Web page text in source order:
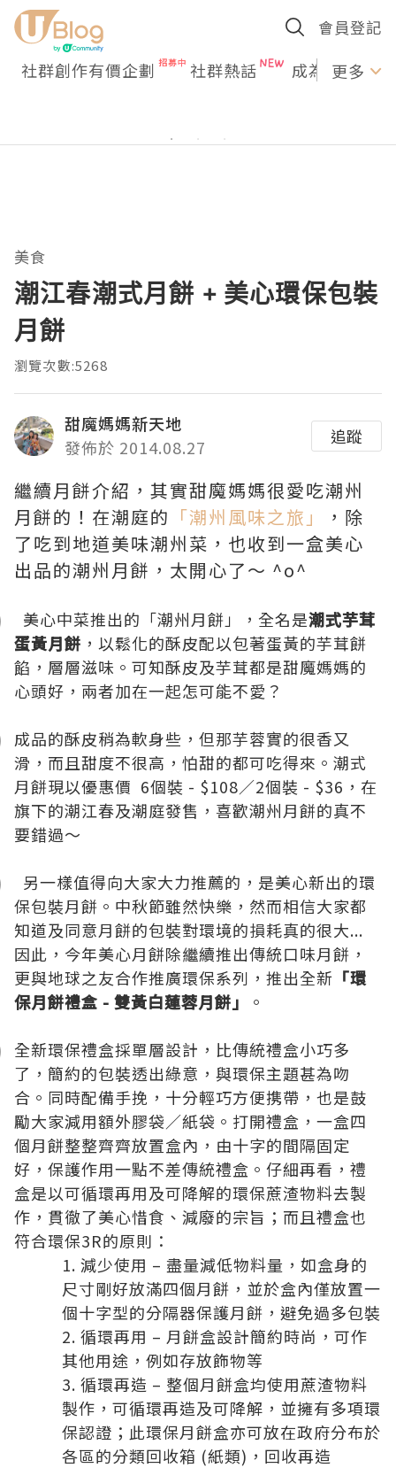
會員登記
社群創作有價企劃 社群熱話 成為U更多
美食
潮江春潮式月餅 + 美心環保包裝
月餅
瀏覽次數:5268
甜魔媽媽新天地
發佈於 2014.08.27
追蹤
繼續月餅介紹，其實甜魔媽媽很愛吃潮州
月餅的！在潮庭的 「潮州風味之旅」
，除
了吃到地道美味潮州菜，也收到一盒美心
出品的潮州月餅，太開心了～ ^o^
美心中菜推出的「潮州月餅」，全名是潮式芋茸
蛋黃月餅 ，以鬆化的酥皮配以包著蛋黃的芋茸餅
餡，層層滋味。可知酥皮及芋茸都是甜魔媽媽的
心頭好，兩者加在一起怎可能不愛？
成品的酥皮稍為軟身些，但那芋蓉實的很香又
滑，而且甜度不很高，怕甜的都可吃得來。潮式
月餅現以優惠價 6個裝 - $108／2個裝 - $36，在
旗下的潮江春及潮庭發售，喜歡潮州月餅的真不
要錯過～
另一樣值得向大家大力推薦的，是美心新出的環
保包裝月餅。中秋節雖然快樂，然而相信大家都
知道及同意月餅的包裝對環境的損耗真的很大...
因此，今年美心月餅除繼續推出傳統口味月餅，
更與地球之友合作推廣環保系列，推出全新 「環
保月餅禮盒 - 雙黃白蓮蓉月餅」
。
全新環保禮盒採單層設計，比傳統禮盒小巧多
了，簡約的包裝透出綠意，與環保主題甚為吻
合。同時配備手挽，十分輕巧方便携帶，也是鼓
勵大家減用額外膠袋／紙袋。打開禮盒，一盒四
個月餅整整齊齊放置盒內，由十字的間隔固定
好，保護作用一點不差傳統禮盒。仔細再看，禮
盒是以可循環再用及可降解的環保蔗渣物料去製
作，貫徹了美心惜食、減廢的宗旨；而且禮盒也
符合環保3R的原則：
減少使用 – 盡量減低物料量，如盒身的
尺寸剛好放滿四個月餅，並於盒內僅放置一
個十字型的分隔器保護月餅，避免過多包裝
循環再用 – 月餅盒設計簡約時尚，可作
其他用途，例如存放飾物等
循環再造 – 整個月餅盒均使用蔗渣物料
製作，可循環再造及可降解，並擁有多項環
保認證；此環保月餅盒亦可放在政府分布於
各區的分類回收箱 (紙類)，回收再造